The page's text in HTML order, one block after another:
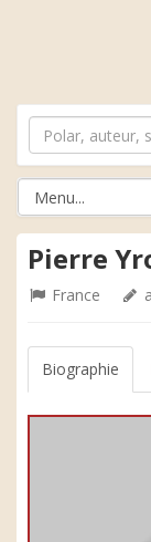
Pierre
France
Biographie